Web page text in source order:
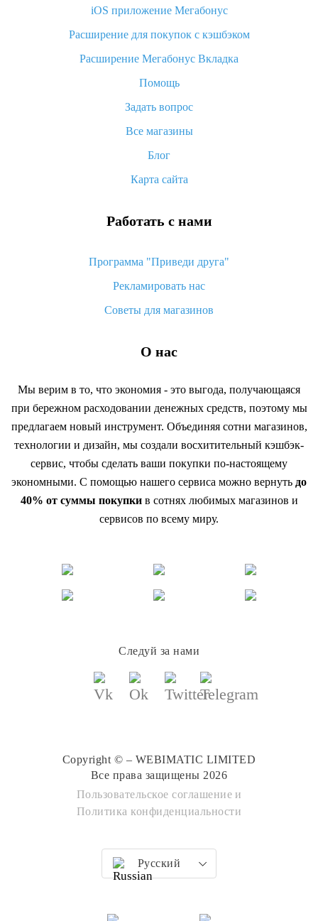
Что такое баллы на Алиэкспресс, как их получить и
«AliExpress Standard Shipping»: что это за метод доставки и
как его отслеживать
Как покупать оптом на Алиэкспресс
Что делать, если не пришел товар с Алиэкспресс
возврата денег
iOS приложение Мегабонус
Расширение для покупок с кэшбэком
Расширение Мегабонус Вкладка
Помощь
Задать вопрос
Все магазины
Блог
Карта сайта
Работать с нами
Программа "Приведи друга"
Рекламировать нас
Советы для магазинов
О нас
Мы верим в то, что экономия - это выгода, получающаяся
при бережном расходовании денежных средств, поэтому мы
предлагаем новый инструмент. Объединяя сотни магазинов,
технологии и дизайн, мы создали восхитительный кэшбэк-
сервис, чтобы сделать ваши покупки по-настоящему
экономными. С помощью нашего сервиса можно вернуть до
40% от суммы покупкив сотнях любимых магазинов и
сервисов по всему миру.
Следуй за нами
Copyright © – WEBIMATIC LIMITED
Все права защищены 2026
Пользовательское соглашение и
Политика конфиденциальности
Русский